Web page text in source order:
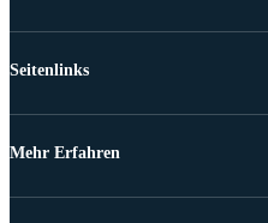
Seitenlinks
Mehr Erfahren